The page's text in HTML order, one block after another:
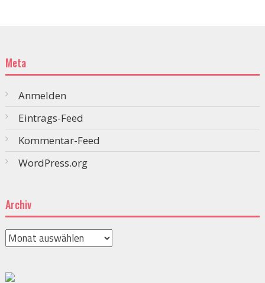
Meta
Anmelden
Eintrags-Feed
Kommentar-Feed
WordPress.org
Archiv
Archiv